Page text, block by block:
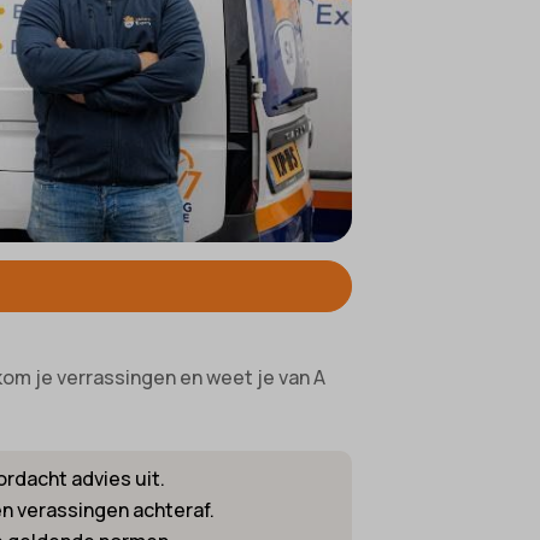
je verrassingen en weet je van A
advies uit.
verassingen achteraf.